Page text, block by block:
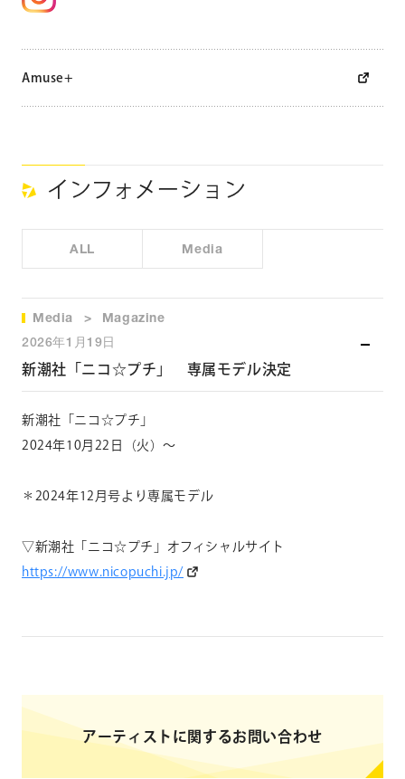
Amuse+
インフォメーション
ALL Media
Media
Magazine
2026年1月19日
新潮社「ニコ☆プチ」 専属モデル決定
新潮社「ニコ☆プチ」
2024年10月22日（火）～
＊2024年12月号より専属モデル
▽新潮社「ニコ☆プチ」オフィシャルサイト
https://www.nicopuchi.jp/
アーティストに関するお問い合わせ